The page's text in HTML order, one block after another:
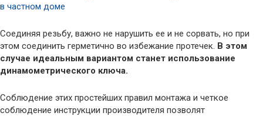
в частном доме
Соединяя резьбу, важно не нарушить ее и не сорвать, но при
этом соединить герметично во избежание протечек. В этом
случае идеальным вариантом станет использование
динамометрического ключа.
Соблюдение этих простейших правил монтажа и четкое
соблюдение инструкции производителя позволят